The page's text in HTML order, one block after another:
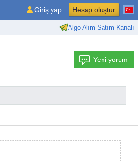
Algo Alım-Satım Kanalı
Giriş yap Hesap oluştur
Yeni yorum